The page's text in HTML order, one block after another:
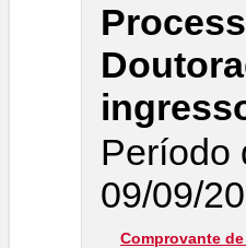
Período
09/09/
Comprovante